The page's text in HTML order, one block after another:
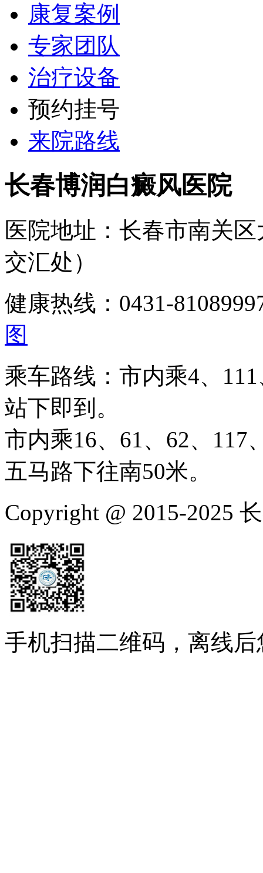
康复案例
专家团队
治疗设备
预约挂号
来院路线
长春博润白癜风医院
医院地址：长春市南关
交汇处）
健康热线：0431-
图
乘车路线：市内乘4、
站下即到。
市内乘16、61、62、117
五马路下往南50米。
Copyright @ 2015-2025
手机扫描二维码，离线